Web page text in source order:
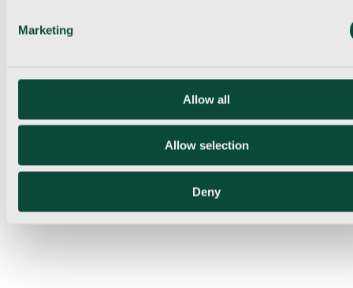
Marketing
Allow all
Allow selection
Deny